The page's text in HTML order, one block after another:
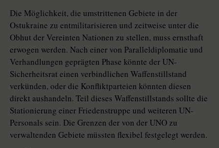
Die Möglichkeit, die umstrittenen Gebiete in der
Ostukraine zu entmilitarisieren und zeitweise unter die
Obhut der Vereinten Nationen zu stellen, muss ernsthaft
erwogen werden. Nach einer von Paralleldiplomatie und
Verhandlungen geprägten Phase könnte der UN-
Sicherheitsrat einen verbindlichen Waffenstillstand
verkünden, oder die Konfliktparteien könnten diesen
direkt aushandeln. Teil dieses Waffenstillstands sollte die
Stationierung einer Friedenstruppe und weiteren UN-
Personals sein. Die Grenzen der von der UNO zu
verwaltenden Gebiete müssten flexibel festgelegt werden.